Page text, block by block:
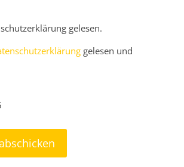
gelesen.
gelesen und